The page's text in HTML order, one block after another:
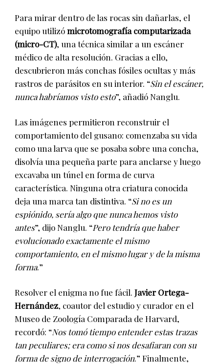
Para mirar dentro de las rocas sin dañarlas, el
equipo utilizómicrotomografía computarizada
(micro-CT), una técnica similar a un escáner
médico de alta resolución. Gracias a ello,
descubrieron más conchas fósiles ocultas y más
rastros de parásitos en su interior. “Sin el escáner,
nunca habríamos visto esto”, añadió Nanglu.
Las imágenes permitieron reconstruir el
comportamiento del gusano: comenzaba su vida
como una larva que se posaba sobre una concha,
disolvía una pequeña parte para anclarse y luego
excavaba un túnel en forma de curva
característica. Ninguna otra criatura conocida
deja una marca tan distintiva. “Si no es un
espiónido, sería algo que nunca hemos visto
antes”, dijo Nanglu. “Pero tendría que haber
evolucionado exactamente el mismo
comportamiento, en el mismo lugar y de la misma
forma.”
Resolver el enigma no fue fácil. Javier Ortega-
Hernández, coautor del estudio y curador en el
Museo de Zoología Comparada de Harvard,
recordó: “Nos tomó tiempo entender estas trazas
tan peculiares; era como si nos desafiaran con su
forma de signo de interrogación.” Finalmente,